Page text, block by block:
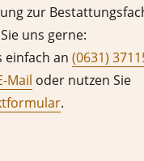
zur
uns gerne:
einfach an (0631)
Mail oder nutzen Sie
.